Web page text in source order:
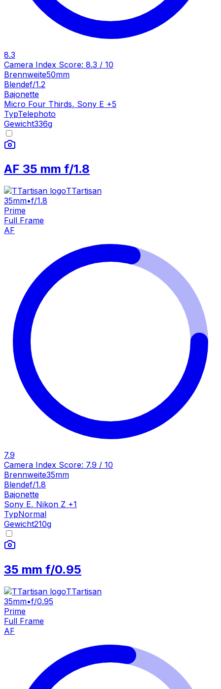
8.3
Camera Index Score: 8.3 / 10
Brennweite50mm
Blendef/1.2
Bajonette
Micro Four Thirds, Sony E +5
TypTelephoto
Gewicht336g
AF 35 mm f/1.8
TTartisan
35mm•f/1.8
Prime
Full Frame
AF
7.9
Camera Index Score: 7.9 / 10
Brennweite35mm
Blendef/1.8
Bajonette
Sony E, Nikon Z +1
TypNormal
Gewicht210g
35 mm f/0.95
TTartisan
35mm•f/0.95
Prime
Full Frame
AF